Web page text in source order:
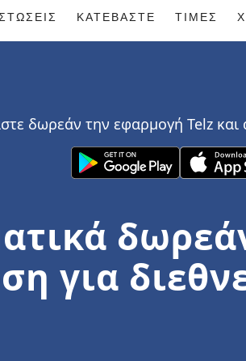
ΚΑΤΕΒΆΣΤΕ ΤΙΜΈΣ
δωρεάν την εφαρμογή Telz και
για